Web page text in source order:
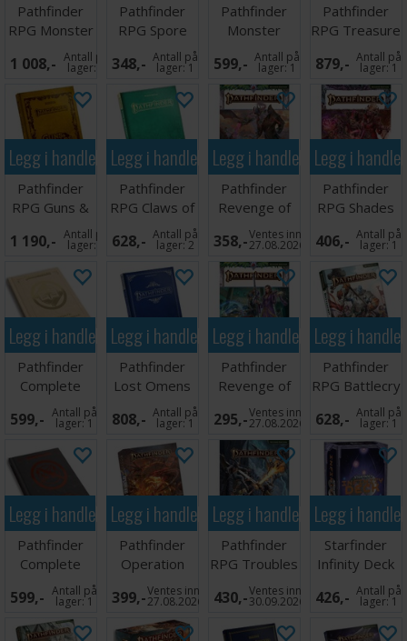
Pathfinder
RPG Monster
Core Battle
Cards
1 008,- Antall på
lager:
Pathfinder
RPG Spore
War Vol 3
348,- Antall på
lager:1
Pathfinder
Monster
Match Card
Game
599,- Antall på
lager:1
Pathfinder
RPG Treasure
Vault
Remastered
879,- Antall på
lager:1
Legg i handlekurven
Pathfinder
RPG Guns &
Gears SE
1 190,- Antall på
lager:
Legg i handlekurven
Pathfinder
RPG Claws of
the Tyrant SE
628,- Antall på
lager:2
Legg i handlekurven
Pathfinder
Revenge of
the Runelords
Vol1
358,-Ventes inn
27.08.2026
Legg i
Pathfinder
RPG Shades
of Blood Vol 2
406,- Antall på
lager:1
Legg i handlekurven
Pathfinder
Complete
Cleric
Chronicle
599,- Antall på
lager:1
Legg i handlekurven
Pathfinder
Lost Omens
Draconic
Codex SE
808,- Antall på
lager:1
Legg i handlekurven
Pathfinder
Revenge of
the Runelords
Vol2
295,-Ventes inn
27.08.2026
Legg i
Pathfinder
RPG Battlecry
628,- Antall på
lager:1
Legg i handlekurven
Pathfinder
Complete
Rogue
Chronicle
599,- Antall på
lager:1
Legg i handlekurven
Pathfinder
Operation
Hellmouth
399,-Ventes inn
27.08.2026
Legg i handlekurven
Pathfinder
RPG Troubles
in Grayce
430,-Ventes inn
30.09.2026
Legg i
Starfinder
Infinity Deck
Kortspill
426,- Antall på
lager:1